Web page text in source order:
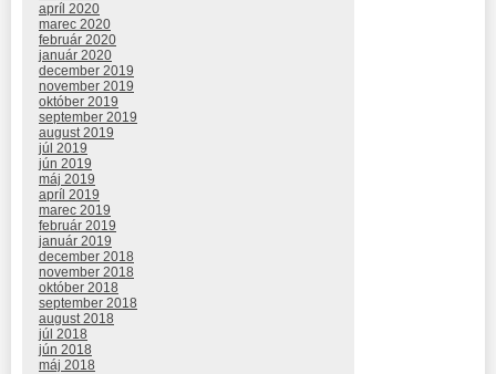
apríl 2020
marec 2020
február 2020
január 2020
december 2019
november 2019
október 2019
september 2019
august 2019
júl 2019
jún 2019
máj 2019
apríl 2019
marec 2019
február 2019
január 2019
december 2018
november 2018
október 2018
september 2018
august 2018
júl 2018
jún 2018
máj 2018